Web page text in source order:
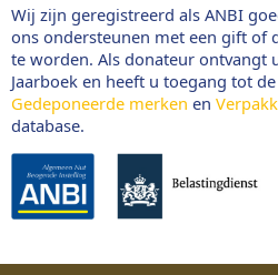
Wij zijn geregistreerd als ANBI
ons ondersteunen met een gift of
te worden. Als donateur ontvangt
Jaarboek en heeft u toegang tot de
Gedeponeerde merken en
database.